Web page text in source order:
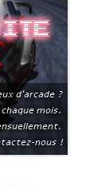
d'arcade ?
mois.
nous !